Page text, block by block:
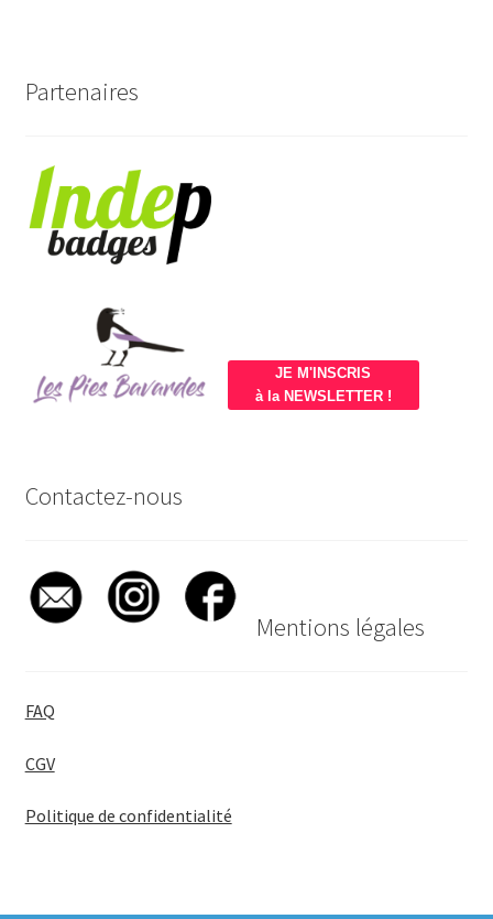
Partenaires
JE M'INSCRIS
à la NEWSLETTER !
Contactez-nous
Mentions légales
FAQ
CGV
Politique de confidentialité